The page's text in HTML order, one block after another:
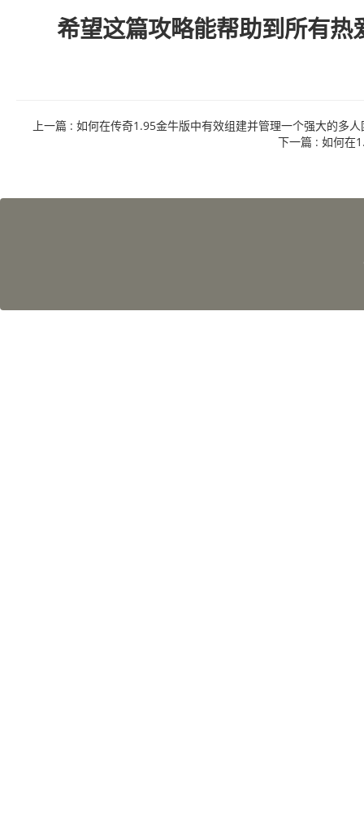
希望这篇攻略能帮助到所有热
上一篇 : 如何在传奇1.95金牛版中有效组建并管理一个强大的多人
下一篇 : 如何在